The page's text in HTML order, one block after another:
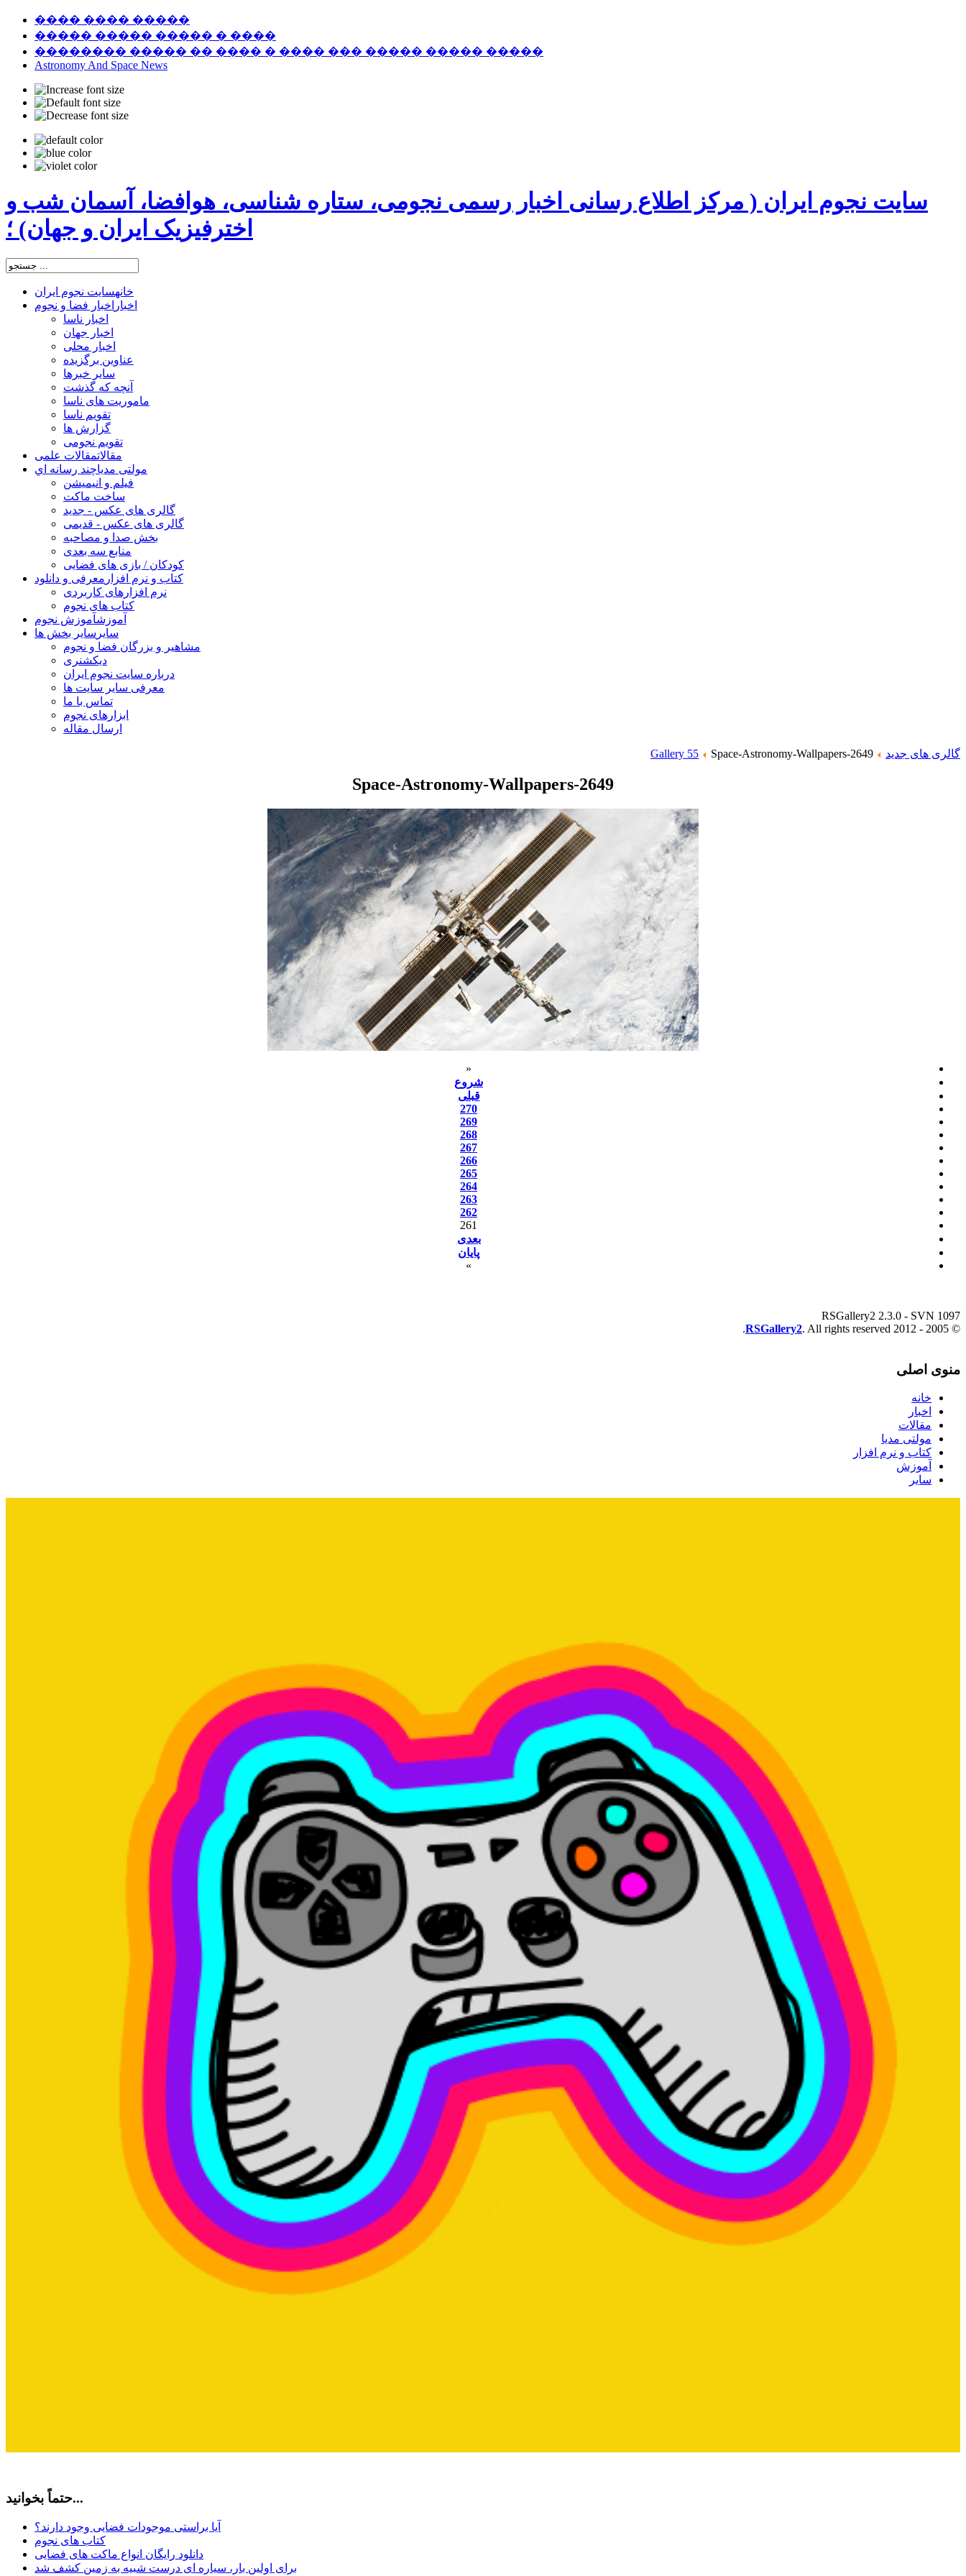
���� ���� �����
����� ����� ����� � ����
�������� ����� �� ���� � ���� ��� ����� ����� �����
Astronomy And Space News
سایت نجوم ایران ( مرکز اطلاع رسانی اخبار رسمی نجومی، ستاره شناسی، هوافضا، آسمان شب و
اخترفیزیک ایران و جهان) ؛
خانهسایت نجوم ایران
اخبار اخبار فضا و نجوم
اخبار ناسا
اخبار جهان
اخبار محلی
عناوین برگزیده
سایر خبرها
آنچه که گذشت
ماموریت های ناسا
تقویم ناسا
گزارش ها
تقویم نجومی
مقالاتمقالات علمی
مولتی مدیاچند رسانه اي
فیلم و انیمیشن
ساخت ماکت
گالری های عکس - جدید
گالری های عکس - قدیمی
بخش صدا و مصاحبه
منابع سه بعدی
کودکان / بازی های فضایی
کتاب و نرم افزار معرفی و دانلود
نرم افزارهای کاربردی
کتاب های نجوم
آموزشآموزش نجوم
سایر سایر بخش ها
مشاهیر و بزرگان فضا و نجوم
دیکشنری
درباره سایت نجوم ایران
معرفی سایر سایت ها
تماس با ما
ابزارهای نجوم
ارسال مقاله
گالری های جدید Gallery 55 Space-Astronomy-Wallpapers-2649
Space-Astronomy-Wallpapers-2649
«
شروع
قبلی
270
269
268
267
266
265
264
263
262
261
بعدی
پایان
»
RSGallery2 2.3.0 - SVN 1097
© 2005 - 2012
RSGallery2. All rights reserved.
منوی اصلی
خانه
اخبار
مقالات
مولتی مدیا
کتاب و نرم افزار
آموزش
سایر
حتماً بخوانید...
آیا براستی موجودات فضایی وجود دارند؟
کتاب های نجوم
دانلود رایگان انواع ماکت های فضایی
برای اولین بار، سیاره ای درست شبیه به زمین کشف شد